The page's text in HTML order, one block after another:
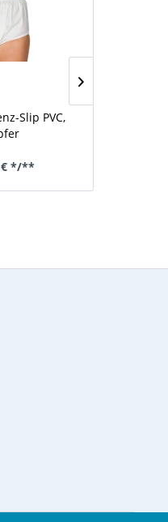
Slip PVC,
€ */**